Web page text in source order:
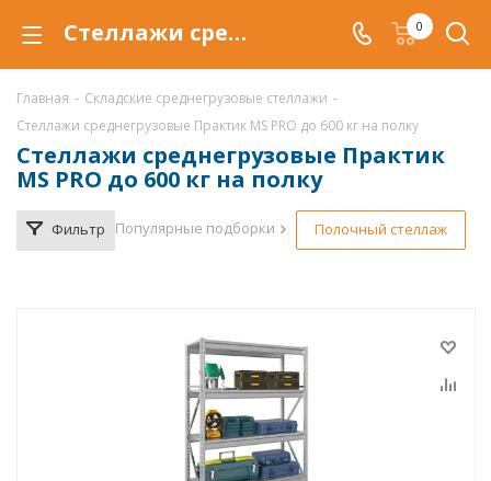
Стеллажи среднегрузовые Практик MS PRO купить по низкой цене в Саратове 0
Главная - Складские среднегрузовые стеллажи -
Стеллажи среднегрузовые Практик MS PRO до 600 кг на полку
Стеллажи среднегрузовые Практик
MS PRO до 600 кг на полку
Фильтр Популярные подборки Полочный стеллаж